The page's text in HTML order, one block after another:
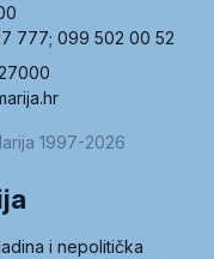
777; 099 502 00 52
1997-2026
i nepolitička